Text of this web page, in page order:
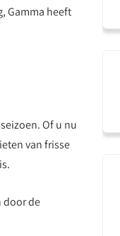
Gamma heeft
Of u nu
van frisse
door de